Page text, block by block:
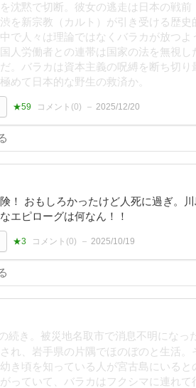
沈黙で切断。彼女の逃走は日本の戦
を新宗教（カルト）が引き受ける歴
で人々は理論ではなくバラカが放つよ
人労働者との連帯は国家の法を無視
。バラカは資本主義の呪縛を断ち切
めて日本的な野生の救済か。
★59 コメント(0) 2025/12/20
！ おもしろかったけど人死に過ぎ。
エピローグは何なん！！
★3 コメント(0) 2025/10/19
の続き。被災地名取市で消息不明にな
され、岩手県の片隅でほのぼのと生活
き頃を知っている人が宮古島にいる
っていて、バラカはフクシマに連れ